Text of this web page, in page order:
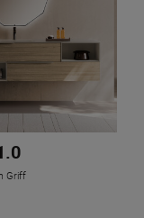
Griff